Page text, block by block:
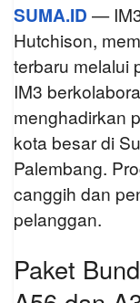
SUMA.ID —
Hutchison,
terbaru melalui
IM3
menghadirkan
kota besar di
Palembang.
canggih dan
pelanggan.
Paket